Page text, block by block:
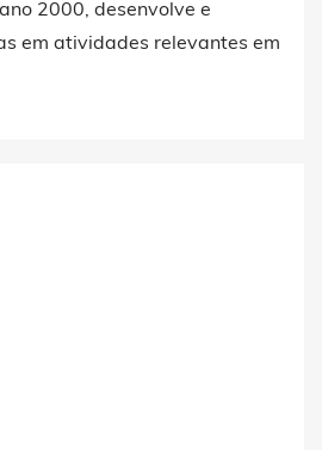
2000, desenvolve e
em atividades relevantes em
social.